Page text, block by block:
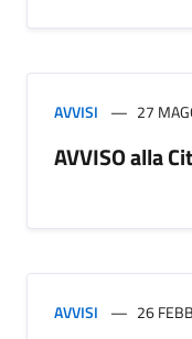
AVVISI 27
AVVISO alla
AVVISI 26